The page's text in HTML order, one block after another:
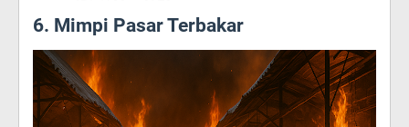
6. Mimpi Pasar Terbakar